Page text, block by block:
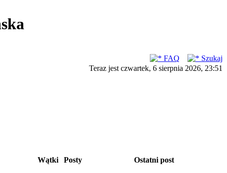
FAQ
Szukaj
Teraz jest czwartek, 6 sierpnia 2026, 23:51
Wątki Posty Ostatni post